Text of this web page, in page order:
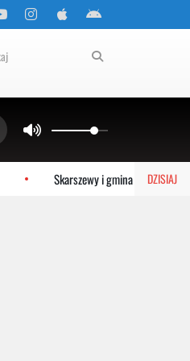
DZISIAJ
Skarszewy i gmina Tczew